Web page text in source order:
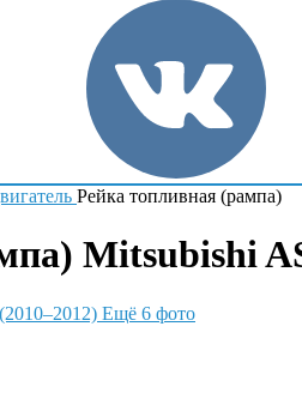
Рейка топливная (рампа)
Mitsubishi
Ещё 6 фото